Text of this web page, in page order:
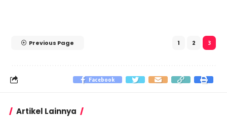
Previous Page 1 2 3
Facebook
Artikel Lainnya